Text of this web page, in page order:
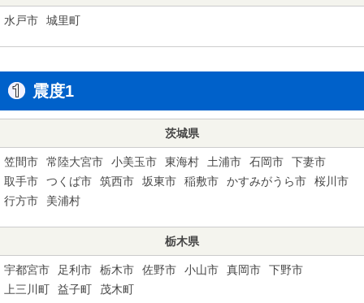
水戸市 城里町
震度1
茨城県
笠間市 常陸大宮市 小美玉市 東海村 土浦市 石岡市
下妻市
取手市
つくば市 筑西市 坂東市 稲敷市 かすみがうら市
桜川市
行方市
美浦村
栃木県
宇都宮市 足利市 栃木市 佐野市 小山市 真岡市
下野市
上三川町
益子町 茂木町